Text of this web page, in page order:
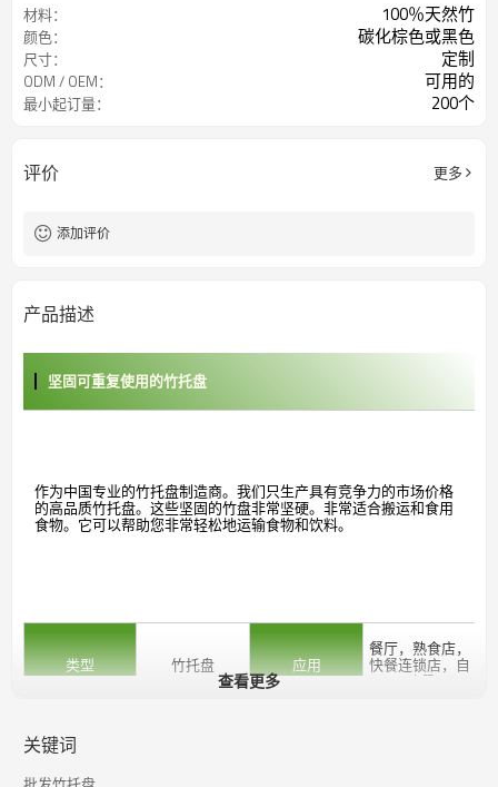
材料： 100％天然竹
颜色： 碳化棕色或黑色
尺寸： 定制
ODM / OEM： 可用的
最小起订量： 200个
评价 更多
添加评价
产品描述
坚固可重复使用的竹托盘
作为中国专业的竹托盘制造商。我们只生产具有竞争力的市场价格
的高品质竹托盘。这些坚固的竹盘非常坚硬。非常适合搬运和食用
食物。它可以帮助您非常轻松地运输食物和饮料。
类型 竹托盘 应用
餐厅，熟食店，
快餐连锁店，自
助餐
材料
查看更多
关键词